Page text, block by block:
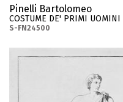
Pinelli Bartolomeo
COSTUME DE' PRIMI UOMINI
S-FN24500